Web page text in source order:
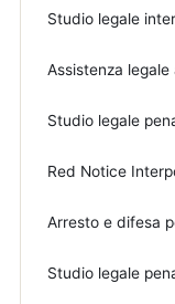
Studio legale
Assistenza
Studio legale
Red Notice
Arresto e difesa
Studio legale